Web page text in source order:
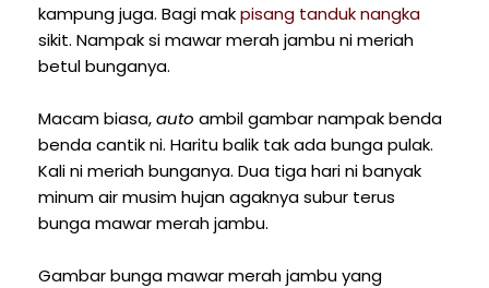
kampung juga. Bagi makpisang tanduk nangka
sikit. Nampak si mawar merah jambu ni meriah
betul bunganya.
Macam biasa,auto ambil gambar nampak benda
benda cantik ni. Haritu balik tak ada bunga pulak.
Kali ni meriah bunganya. Dua tiga hari ni banyak
minum air musim hujan agaknya subur terus
bunga mawar merah jambu.
Gambar bunga mawar merah jambu yang